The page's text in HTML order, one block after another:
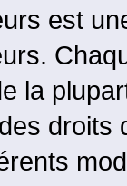
est
la